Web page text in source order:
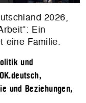
2026,
Ein
eine Familie.
und
,
und Beziehungen,